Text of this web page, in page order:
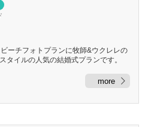
ーチフォトプランに牧師&ウクレレの
タイルの人気の結婚式プランです。
more